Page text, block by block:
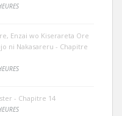
Enzai wo Kiserareta Ore
ni Nakasareru - Chapitre
- Chapitre 14